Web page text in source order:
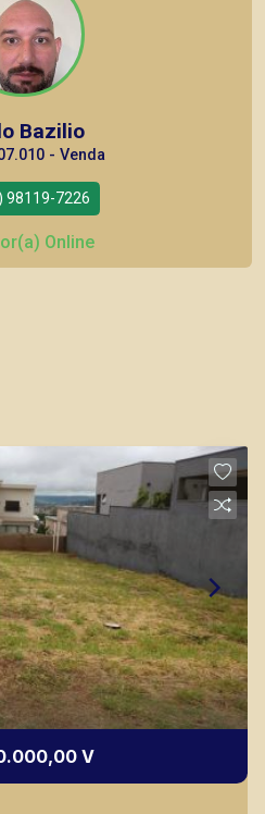
Bazilio
- Venda
98119-7226
Online
Ferreira
- Venda
99137-0754
DE PLANTÃO
Spadaro
V